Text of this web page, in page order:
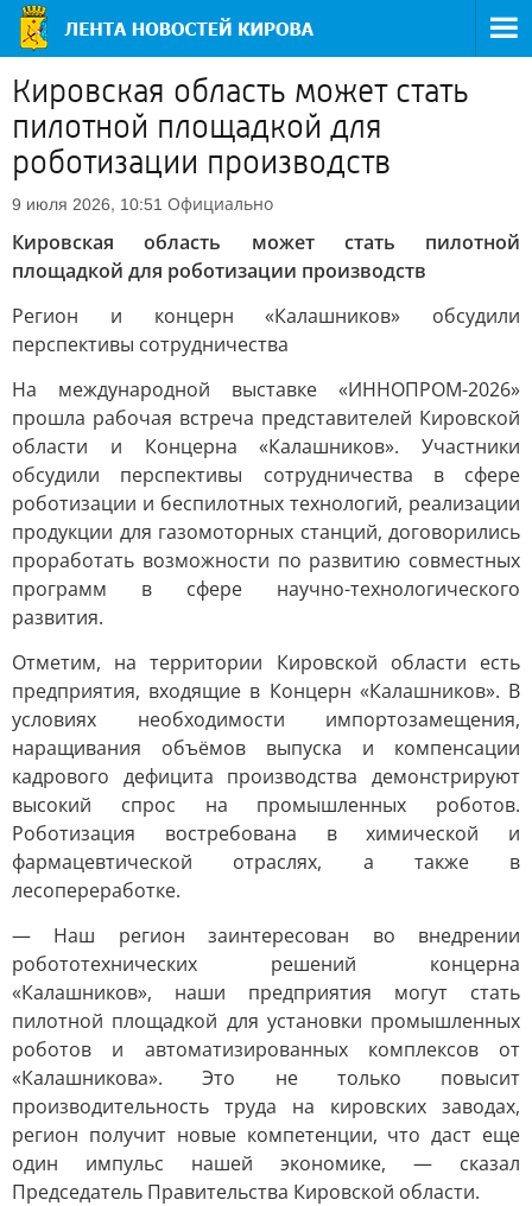
Кировская область может стать
пилотной площадкой для
роботизации производств
9 июля 2026, 10:51 Официально
Кировская область может стать пилотной
площадкой для роботизации производств
Регион и концерн «Калашников» обсудили
перспективы сотрудничества
На международной выставке «ИННОПРОМ-2026»
прошла рабочая встреча представителей Кировской
области и Концерна «Калашников». Участники
обсудили перспективы сотрудничества в сфере
роботизации и беспилотных технологий, реализации
продукции для газомоторных станций, договорились
проработать возможности по развитию совместных
программ в сфере научно-технологического
развития.
Отметим, на территории Кировской области есть
предприятия, входящие в Концерн «Калашников». В
условиях необходимости импортозамещения,
наращивания объёмов выпуска и компенсации
кадрового дефицита производства демонстрируют
высокий спрос на промышленных роботов.
Роботизация востребована в химической и
фармацевтической отраслях, а также в
лесопереработке.
— Наш регион заинтересован во внедрении
робототехнических решений концерна
«Калашников», наши предприятия могут стать
пилотной площадкой для установки промышленных
роботов и автоматизированных комплексов от
«Калашникова». Это не только повысит
производительность труда на кировских заводах,
регион получит новые компетенции, что даст еще
один импульс нашей экономике, — сказал
Председатель Правительства Кировской области.